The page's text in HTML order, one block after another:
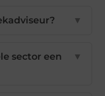
▼
sector een
▼